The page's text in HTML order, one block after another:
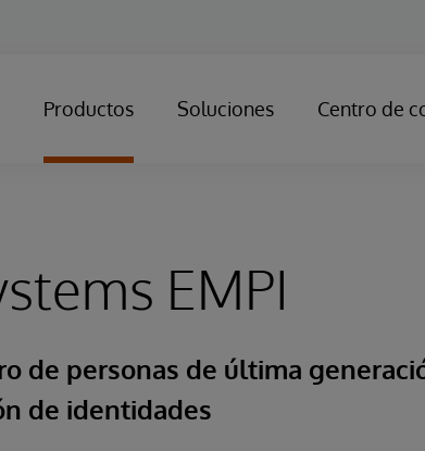
Productos Soluciones Centro de
EMPI
de personas de última
de identidades